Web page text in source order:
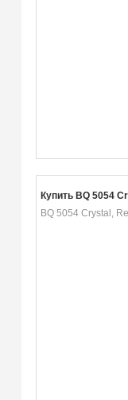
Купить BQ 5054
BQ 5054 Crystal,